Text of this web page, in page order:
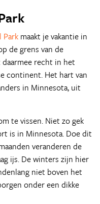
Park maakt je vakantie in
de grens van de
daarmee recht in het
continent. Het hart van
in Minnesota, uit
te vissen. Niet zo gek
is in Minnesota. Doe dit
veranderen de
ijs. De winters zijn hier
niet boven het
onder een dikke